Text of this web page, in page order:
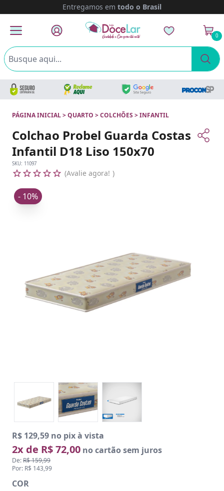
Entregamos em todo o Brasil
0
PÁGINA INICIAL>QUARTO >COLCHÕES >INFANTIL
Colchao Probel Guarda Costas
Infantil D18 Liso 150x70
SKU: 11097
Avalie agora!
R$ 129,59 no pix à vista
2x de R$ 72,00 no cartão sem juros
De:R$ 159,99
Por: R$ 143,99
- 10%
COR